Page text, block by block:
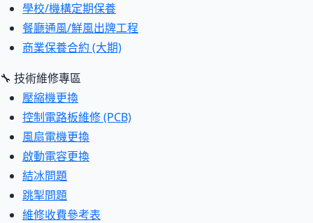
學校/機構定期保養
餐廳通風/鮮風出牌工程
商業保養合約 (大期)
🔧 技術維修專區
壓縮機更換
控制電路板維修 (PCB)
風扇電機更換
啟動電容更換
結冰問題
跳掣問題
維修收費參考表